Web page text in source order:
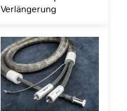
Verlängerung